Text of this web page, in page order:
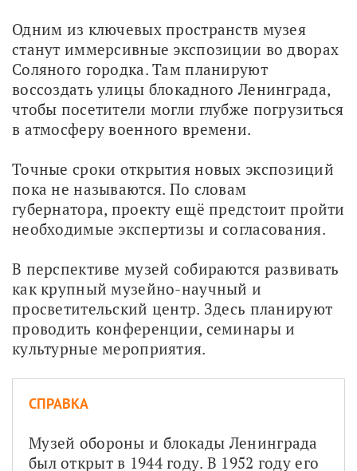
Одним из ключевых пространств музея
станут иммерсивные экспозиции во дворах
Соляного городка. Там планируют
воссоздать улицы блокадного Ленинграда,
чтобы посетители могли глубже погрузиться
в атмосферу военного времени.
Точные сроки открытия новых экспозиций
пока не называются. По словам
губернатора, проекту ещё предстоит пройти
необходимые экспертизы и согласования.
В перспективе музей собираются развивать
как крупный музейно-научный и
просветительский центр. Здесь планируют
проводить конференции, семинары и
культурные мероприятия.
СПРАВКА
Музей обороны и блокады Ленинграда
был открыт в 1944 году. В 1952 году его